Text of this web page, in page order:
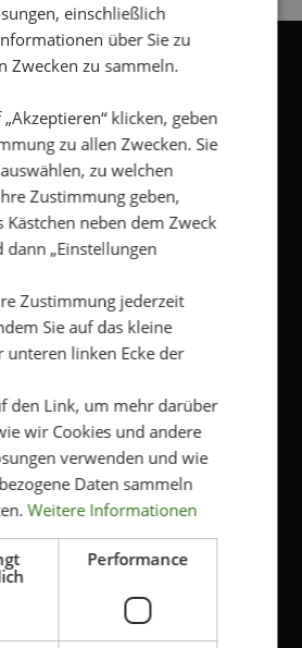
Speicherung Ihrer
Bedingungen und die
von Kriss einzusehen.
dass meine
werden
einschließlich
über Sie zu
Zwecken zu sammeln.
klicken, geben
zu allen Zwecken. Sie
zu welchen
Zustimmung geben,
Kästchen neben dem Zweck
„Einstellungen
Zustimmung jederzeit
Sie auf das kleine
unteren linken Ecke der
den Link, um mehr darüber
wir Cookies und andere
verwenden und wie
Daten sammeln
Weitere Informationen
Performance